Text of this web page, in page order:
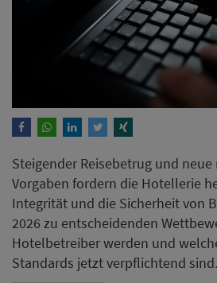
Steigender Reisebetrug und
Vorgaben fordern die Hotellerie
Integrität und die Sicherheit von
2026 zu entscheidenden
Hotelbetreiber werden und
Standards jetzt verpflichtend sind.